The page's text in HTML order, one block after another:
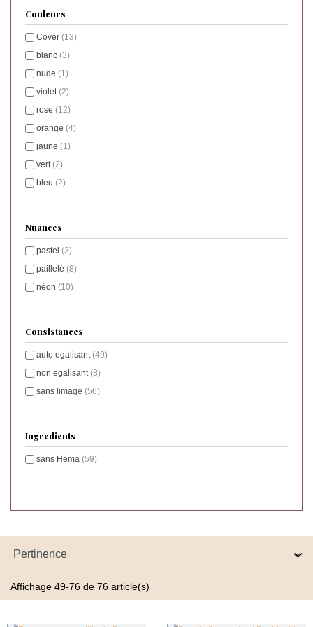
Couleurs
Cover (13)
blanc (3)
nude (1)
violet(2)
rose (12)
orange (4)
jaune (1)
vert(2)
bleu (2)
Nuances
pastel (3)
pailleté (8)
néon (10)
Consistances
auto egalisant(49)
non egalisant(8)
sans limage (56)
Ingredients
sans Hema (59)
Affichage 49-76 de 76 article(s)